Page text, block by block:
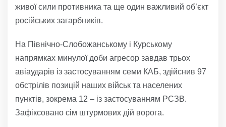
живої сили противника та ще один важливий об’єкт
російських загарбників.
На Північно-Слобожанському і Курському
напрямках минулої доби агресор завдав трьох
авіаударів із застосуванням семи КАБ, здійснив 97
обстрілів позицій наших військ та населених
пунктів, зокрема 12 – із застосуванням РСЗВ.
Зафіксовано сім штурмових дій ворога.